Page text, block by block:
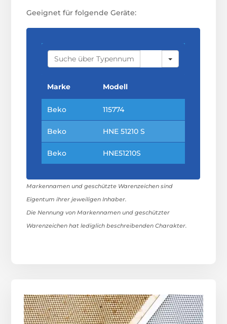
Geeignet für folgende Geräte:
S
A
C
H
Marke Modell
Beko 115774
Beko HNE 51210 S
Beko HNE51210S
Markennamen und geschützte Warenzeichen sind
Eigentum ihrer jeweiligen Inhaber.
Die Nennung von Markennamen und geschützter
Warenzeichen hat lediglich beschreibenden Charakter.